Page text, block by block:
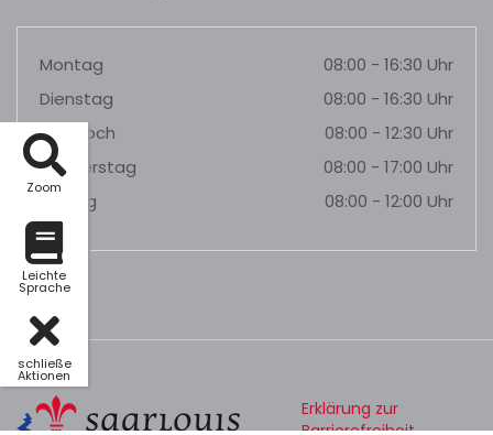
Zoom
Leichte
Sprache
schließe
Aktionen
Montag
08:00 - 16:30 Uhr
Dienstag
08:00 - 16:30 Uhr
Mittwoch
08:00 - 12:30 Uhr
Donnerstag
08:00 - 17:00 Uhr
Freitag
08:00 - 12:00 Uhr
Erklärung zur
Barrierefreiheit